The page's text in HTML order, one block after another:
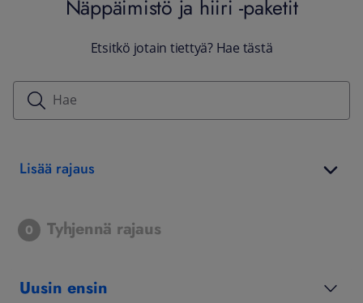
Näppäimistö ja hiiri -paketit
Etsitkö jotain tiettyä? Hae tästä
Lisää rajaus
0 Tyhjennä rajaus
Uusin ensin